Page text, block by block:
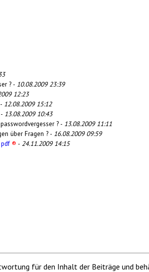
? - 10.08.2009 23:39
12:23
12.08.2009 15:12
13.08.2009 10:43
? - 13.08.2009 11:11
über Fragen ? - 16.08.2009 09:59
pdf® - 24.11.2009 14:15
für den Inhalt der Beiträge und